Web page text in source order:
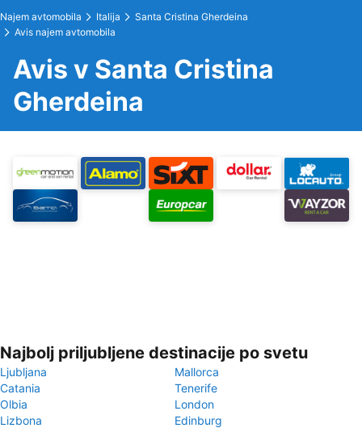
Najem avtomobila Italija
Santa Cristina Gherdeina
Avis najem avtomobila
Avis v Santa Cristina
Gherdeina
Najbolj priljubljene destinacije po svetu
Ljubljana
Mallorca
Catania
Tenerife
Olbia
London
Lizbona
Edinburg